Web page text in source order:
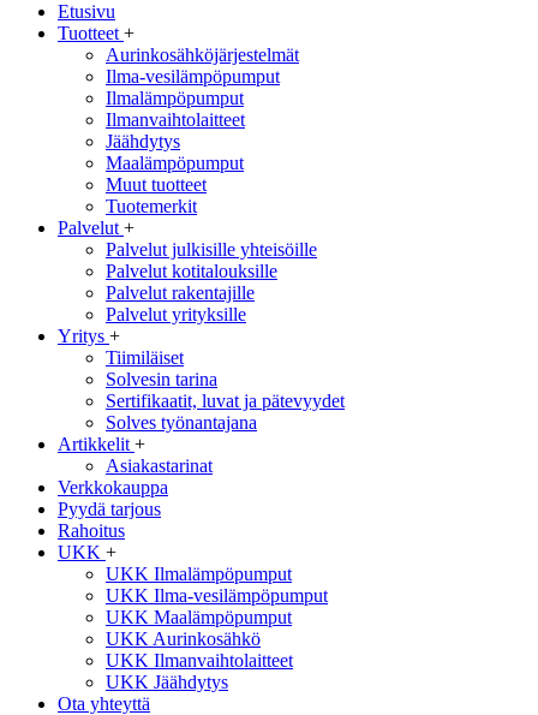
Etusivu
Tuotteet +
Aurinkosähköjärjestelmät
Ilma-vesilämpöpumput
Ilmalämpöpumput
Ilmanvaihtolaitteet
Jäähdytys
Maalämpöpumput
Muut tuotteet
Tuotemerkit
Palvelut +
Palvelut julkisille yhteisöille
Palvelut kotitalouksille
Palvelut rakentajille
Palvelut yrityksille
Yritys +
Tiimiläiset
Solvesin tarina
Sertifikaatit, luvat ja pätevyydet
Solves työnantajana
Artikkelit +
Asiakastarinat
Verkkokauppa
Pyydä tarjous
Rahoitus
UKK +
UKK Ilmalämpöpumput
UKK Ilma-vesilämpöpumput
UKK Maalämpöpumput
UKK Aurinkosähkö
UKK Ilmanvaihtolaitteet
UKK Jäähdytys
Ota yhteyttä